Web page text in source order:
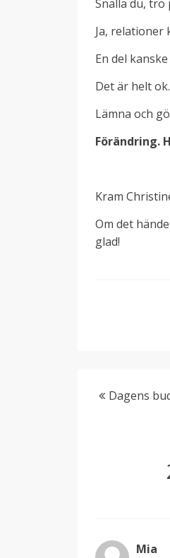
Snälla du,
Ja, relationer
En del
Det är helt
Lämna och
Förändring.
Kram
Om det
glad!
Dagens
Mia